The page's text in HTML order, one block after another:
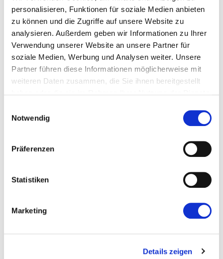
personalisieren, Funktionen für soziale Medien anbieten
zu können und die Zugriffe auf unsere Website zu
analysieren. Außerdem geben wir Informationen zu Ihrer
Verwendung unserer Website an unsere Partner für
soziale Medien, Werbung und Analysen weiter. Unsere
Partner führen diese Informationen möglicherweise mit
weiteren Daten zusammen, die Sie ihnen bereitgestellt
Notwendig
Präferenzen
Statistiken
Marketing
Details zeigen
Hand Hygiene
Tissue
Read more
100ml
Read more
Hygiene Hand Gel
Disinfectant &
Hygiene Hand
Spray 50ml